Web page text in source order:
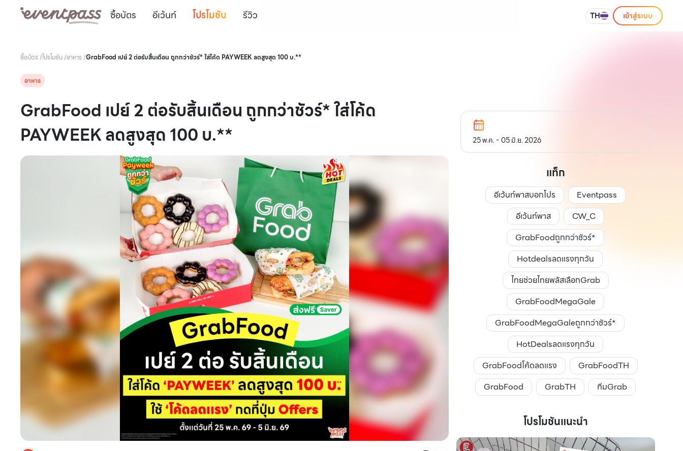
ซื้อบัตร อีเว้นท์ โปรโมชัน รีวิว TH เข้าสู่ระบบ
ซื้อบัตร /โปรโมชัน/อาหาร /GrabFood เปย์ 2 ต่อรับสิ้นเดือน ถูกกว่าชัวร์* ใส่โค้ด PAYWEEK ลดสูงสุด 100 บ.**
อาหาร
GrabFood เปย์ 2 ต่อรับสิ้นเดือน ถูกกว่าชัวร์* ใส่โค้ด
PAYWEEK ลดสูงสุด 100 บ.**
25 พ.ค. - 05 มิ.ย. 2026
แท็ก
อีเว้นท์พาสบอกโปร
Eventpass
อีเว้นท์พาส
CW_C
GrabFoodถูกกว่าชัวร์*
Hotdealsลดแรงทุกวัน
ไทยช่วยไทยพลัสเลือกGrab
GrabFoodMegaGale
GrabFoodMegaGaleถูกกว่าชัวร์*
HotDealsลดแรงทุกวัน
GrabFoodโค้ดลดแรง
GrabFoodTH
GrabFood
GrabTH ทีมGrab
โปรโมชันแนะนำ